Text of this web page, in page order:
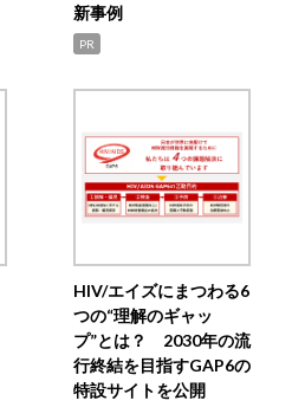
新事例
PR
HIV/エイズにまつわる6
つの“理解のギャッ
プ”とは？ 2030年の流
行終結を目指すGAP6の
特設サイトを公開